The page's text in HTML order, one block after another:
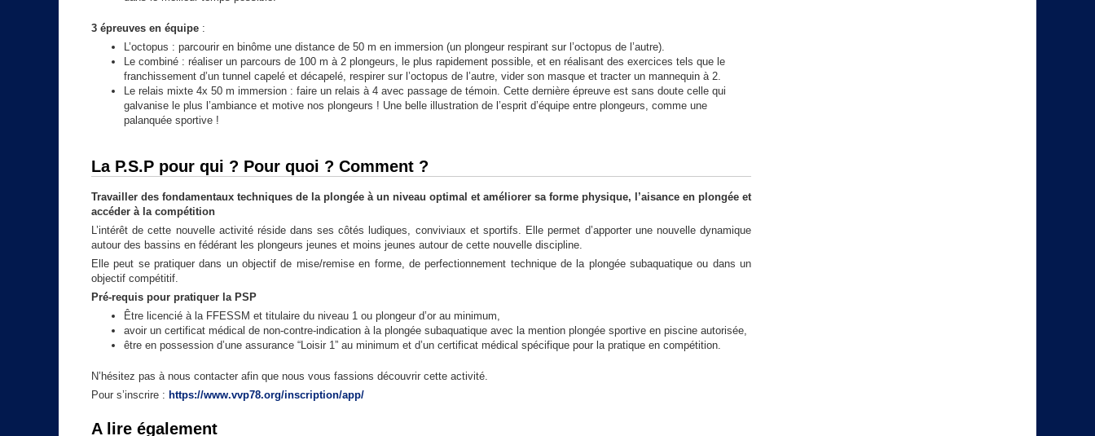
3 épreuves en équipe :
L’octopus : parcourir en binôme une distance de 50 m en immersion (un plongeur respirant sur l’octopus de l’autre).
Le combiné : réaliser un parcours de 100 m à 2 plongeurs, le plus rapidement possible, et en réalisant des exercices tels que le
franchissement d’un tunnel capelé et décapelé, respirer sur l’octopus de l’autre, vider son masque et tracter un mannequin à 2.
Le relais mixte 4x 50 m immersion : faire un relais à 4 avec passage de témoin. Cette dernière épreuve est sans doute celle qui
galvanise le plus l’ambiance et motive nos plongeurs ! Une belle illustration de l’esprit d’équipe entre plongeurs, comme une
palanquée sportive !
La P.S.P pour qui ? Pour quoi ? Comment ?
Travailler des fondamentaux techniques de la plongée à un niveau optimal et améliorer sa forme physique, l’aisance en plongée et
accéder à la compétition
L’intérêt de cette nouvelle activité réside dans ses côtés ludiques, conviviaux et sportifs. Elle permet d’apporter une nouvelle dynamique
autour des bassins en fédérant les plongeurs jeunes et moins jeunes autour de cette nouvelle discipline.
Elle peut se pratiquer dans un objectif de mise/remise en forme, de perfectionnement technique de la plongée subaquatique ou dans un
objectif compétitif.
Pré-requis pour pratiquer la PSP
Être licencié à la FFESSM et titulaire du niveau 1 ou plongeur d’or au minimum,
avoir un certificat médical de non-contre-indication à la plongée subaquatique avec la mention plongée sportive en piscine autorisée,
être en possession d’une assurance “Loisir 1” au minimum et d’un certificat médical spécifique pour la pratique en compétition.
N’hésitez pas à nous contacter afin que nous vous fassions découvrir cette activité.
Pour s’inscrire : https://www.vvp78.org/inscription/app/
A lire également